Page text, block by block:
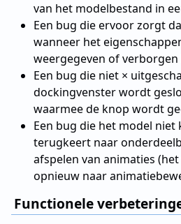
van het modelbestand in
Een bug die ervoor zorgt
wanneer het
weergegeven of
Een bug die niet ×
dockingvenster wordt
waarmee de knop wordt
Een bug die het model niet
terugkeert naar
afspelen van animaties
opnieuw naar
Functionele